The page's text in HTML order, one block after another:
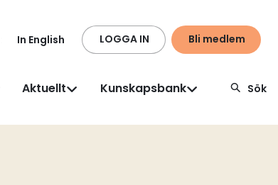
In English LOGGA IN Bli medlem
Aktuellt Kunskapsbank Sök